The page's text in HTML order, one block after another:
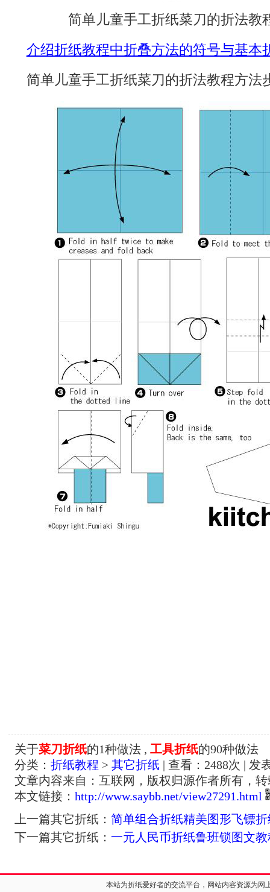
简单儿童手工折纸菜刀的折法教
介绍折纸教程中折叠方法的符号与基本
简单儿童手工折纸菜刀的折法教程方法
关于菜刀折纸的1种做法 , 工具折纸的90种做法
分类： 折纸教程 > 其它折纸 | 查看： 2488次 | 发
文章内容来自：互联网，版权归源作者所有，
本文链接： http://www.saybb.net/view27291.html
上一篇其它折纸： 简单组合折纸精美图形飞镖折
下一篇其它折纸： 一元人民币折纸鲁班锁图文教
本站为折纸爱好者的交流平台，网站内容资源为